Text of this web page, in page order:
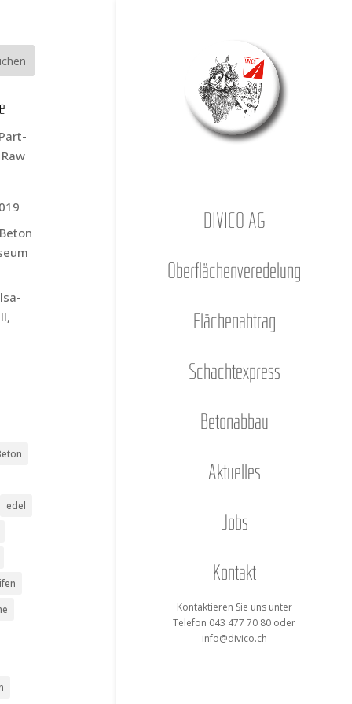
DIVICO AG
Ober­flä­chen­ver­ede­lung
Flä­chen­ab­trag
Schacht­ex­press
Beton­ab­bau
Aktu­el­les
Jobs
Kon­takt
Kon­tak­tie­ren Sie uns unter
Tele­fon 043 477 70 80 oder
info@divico.ch
Part­
edel